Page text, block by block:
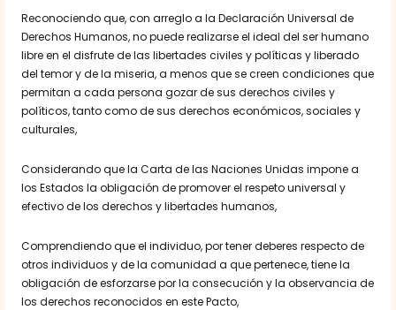
Reconociendo que, con arreglo a la Declaración Universal de
Derechos Humanos, no puede realizarse el ideal del ser humano
libre en el disfrute de las libertades civiles y políticas y liberado
del temor y de la miseria, a menos que se creen condiciones que
permitan a cada persona gozar de sus derechos civiles y
políticos, tanto como de sus derechos económicos, sociales y
culturales,
Considerando que la Carta de las Naciones Unidas impone a
los Estados la obligación de promover el respeto universal y
efectivo de los derechos y libertades humanos,
Comprendiendo que el individuo, por tener deberes respecto de
otros individuos y de la comunidad a que pertenece, tiene la
obligación de esforzarse por la consecución y la observancia de
los derechos reconocidos en este Pacto,